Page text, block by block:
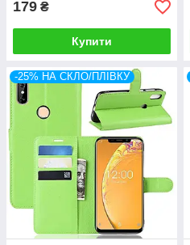
179 ₴
Купити
-25% НА СКЛО/ПЛІВКУ